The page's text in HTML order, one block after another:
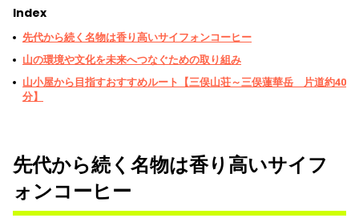
Index
先代から続く名物は香り高いサイフォンコーヒー
山の環境や文化を未来へつなぐための取り組み
山小屋から目指すおすすめルート【三俣山荘～三俣蓮華岳 片道約40
分】
先代から続く名物は香り高いサイフ
ォンコーヒー